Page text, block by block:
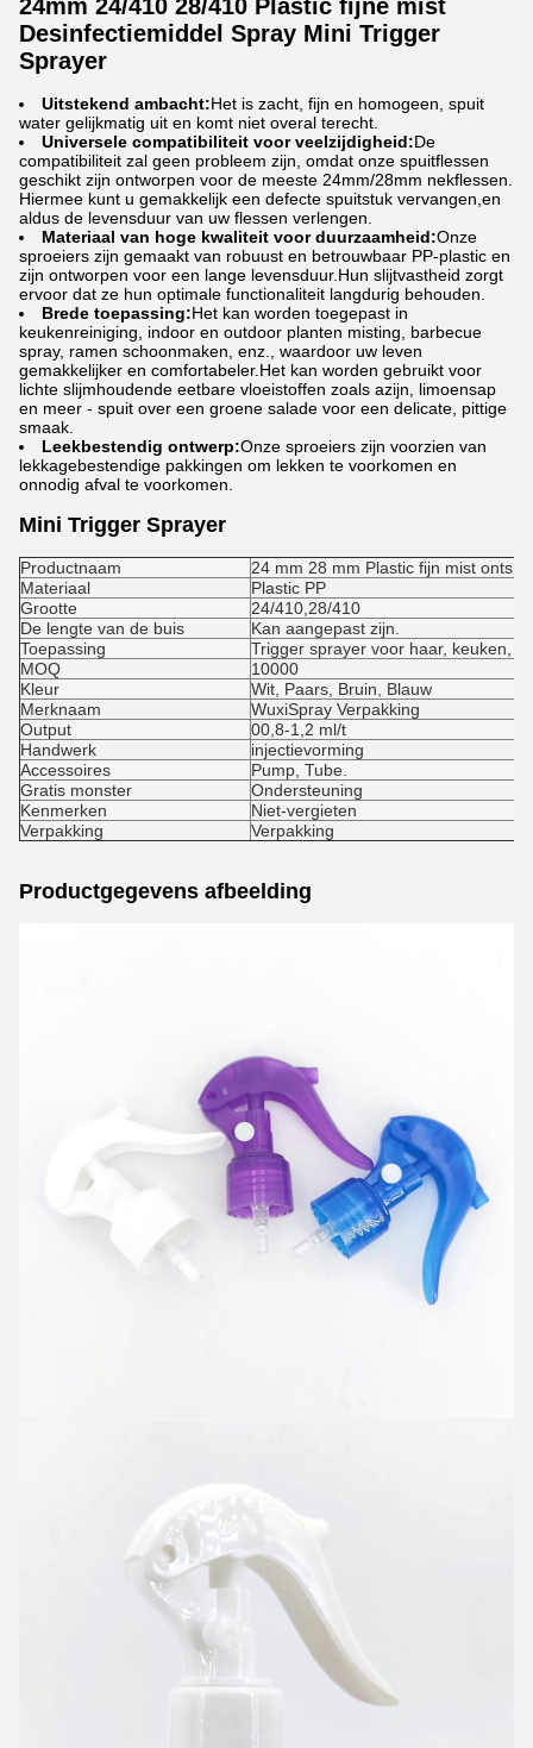
24mm 24/410 28/410 Plastic fijne mist
Desinfectiemiddel Spray Mini Trigger
Sprayer
Uitstekend ambacht:Het is zacht, fijn en homogeen, spuit
water gelijkmatig uit en komt niet overal terecht.
Universele compatibiliteit voor veelzijdigheid:De
compatibiliteit zal geen probleem zijn, omdat onze spuitflessen
geschikt zijn ontworpen voor de meeste 24mm/28mm nekflessen.
Hiermee kunt u gemakkelijk een defecte spuitstuk vervangen,en
aldus de levensduur van uw flessen verlengen.
Materiaal van hoge kwaliteit voor duurzaamheid:Onze
sproeiers zijn gemaakt van robuust en betrouwbaar PP-plastic en
zijn ontworpen voor een lange levensduur.Hun slijtvastheid zorgt
ervoor dat ze hun optimale functionaliteit langdurig behouden.
Brede toepassing:Het kan worden toegepast in
keukenreiniging, indoor en outdoor planten misting, barbecue
spray, ramen schoonmaken, enz., waardoor uw leven
gemakkelijker en comfortabeler. Het kan worden gebruikt voor
lichte slijmhoudende eetbare vloeistoffen zoals azijn, limoensap
en meer - spuit over een groene salade voor een delicate, pittige
smaak.
Leekbestendig ontwerp:Onze sproeiers zijn voorzien van
lekkagebestendige pakkingen om lekken te voorkomen en
onnodig afval te voorkomen.
Mini Trigger Sprayer
Productnaam
24 mm 28 mm Plastic fijn mist
Materiaal
Plastic PP
Grootte
24/410,28/410
De lengte van de buis
Kan aangepast zijn.
Toepassing
Trigger sprayer voor haar, keuken,
MOQ
10000
Kleur
Wit, Paars, Bruin, Blauw
Merknaam
WuxiSpray Verpakking
Output
00,8-1,2 ml/t
Handwerk
injectievorming
Accessoires
Pump, Tube.
Gratis monster
Ondersteuning
Kenmerken
Niet-vergieten
Verpakking
Verpakking
Productgegevens afbeelding